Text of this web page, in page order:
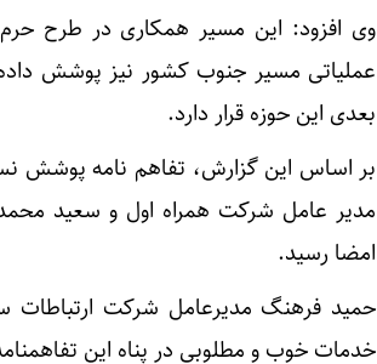
وی افزود: این مسیر همکاری در طرح
عملیاتی مسیر جنوب کشور نیز پوشش
بعدی این حوزه قرار دارد.
مدیر عامل شرکت همراه اول و سعید
امضا رسید.
حمید فرهنگ مدیرعامل شرکت ارتباطات
خدمات خوب و مطلوبی در پناه این